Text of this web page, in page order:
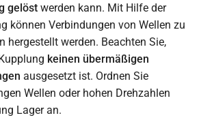
gelöst werden kann. Mit Hilfe der
können Verbindungen von Wellen zu
hergestellt werden. Beachten Sie,
keinen übermäßigen
ausgesetzt ist. Ordnen Sie
Wellen oder hohen Drehzahlen
Lager an.